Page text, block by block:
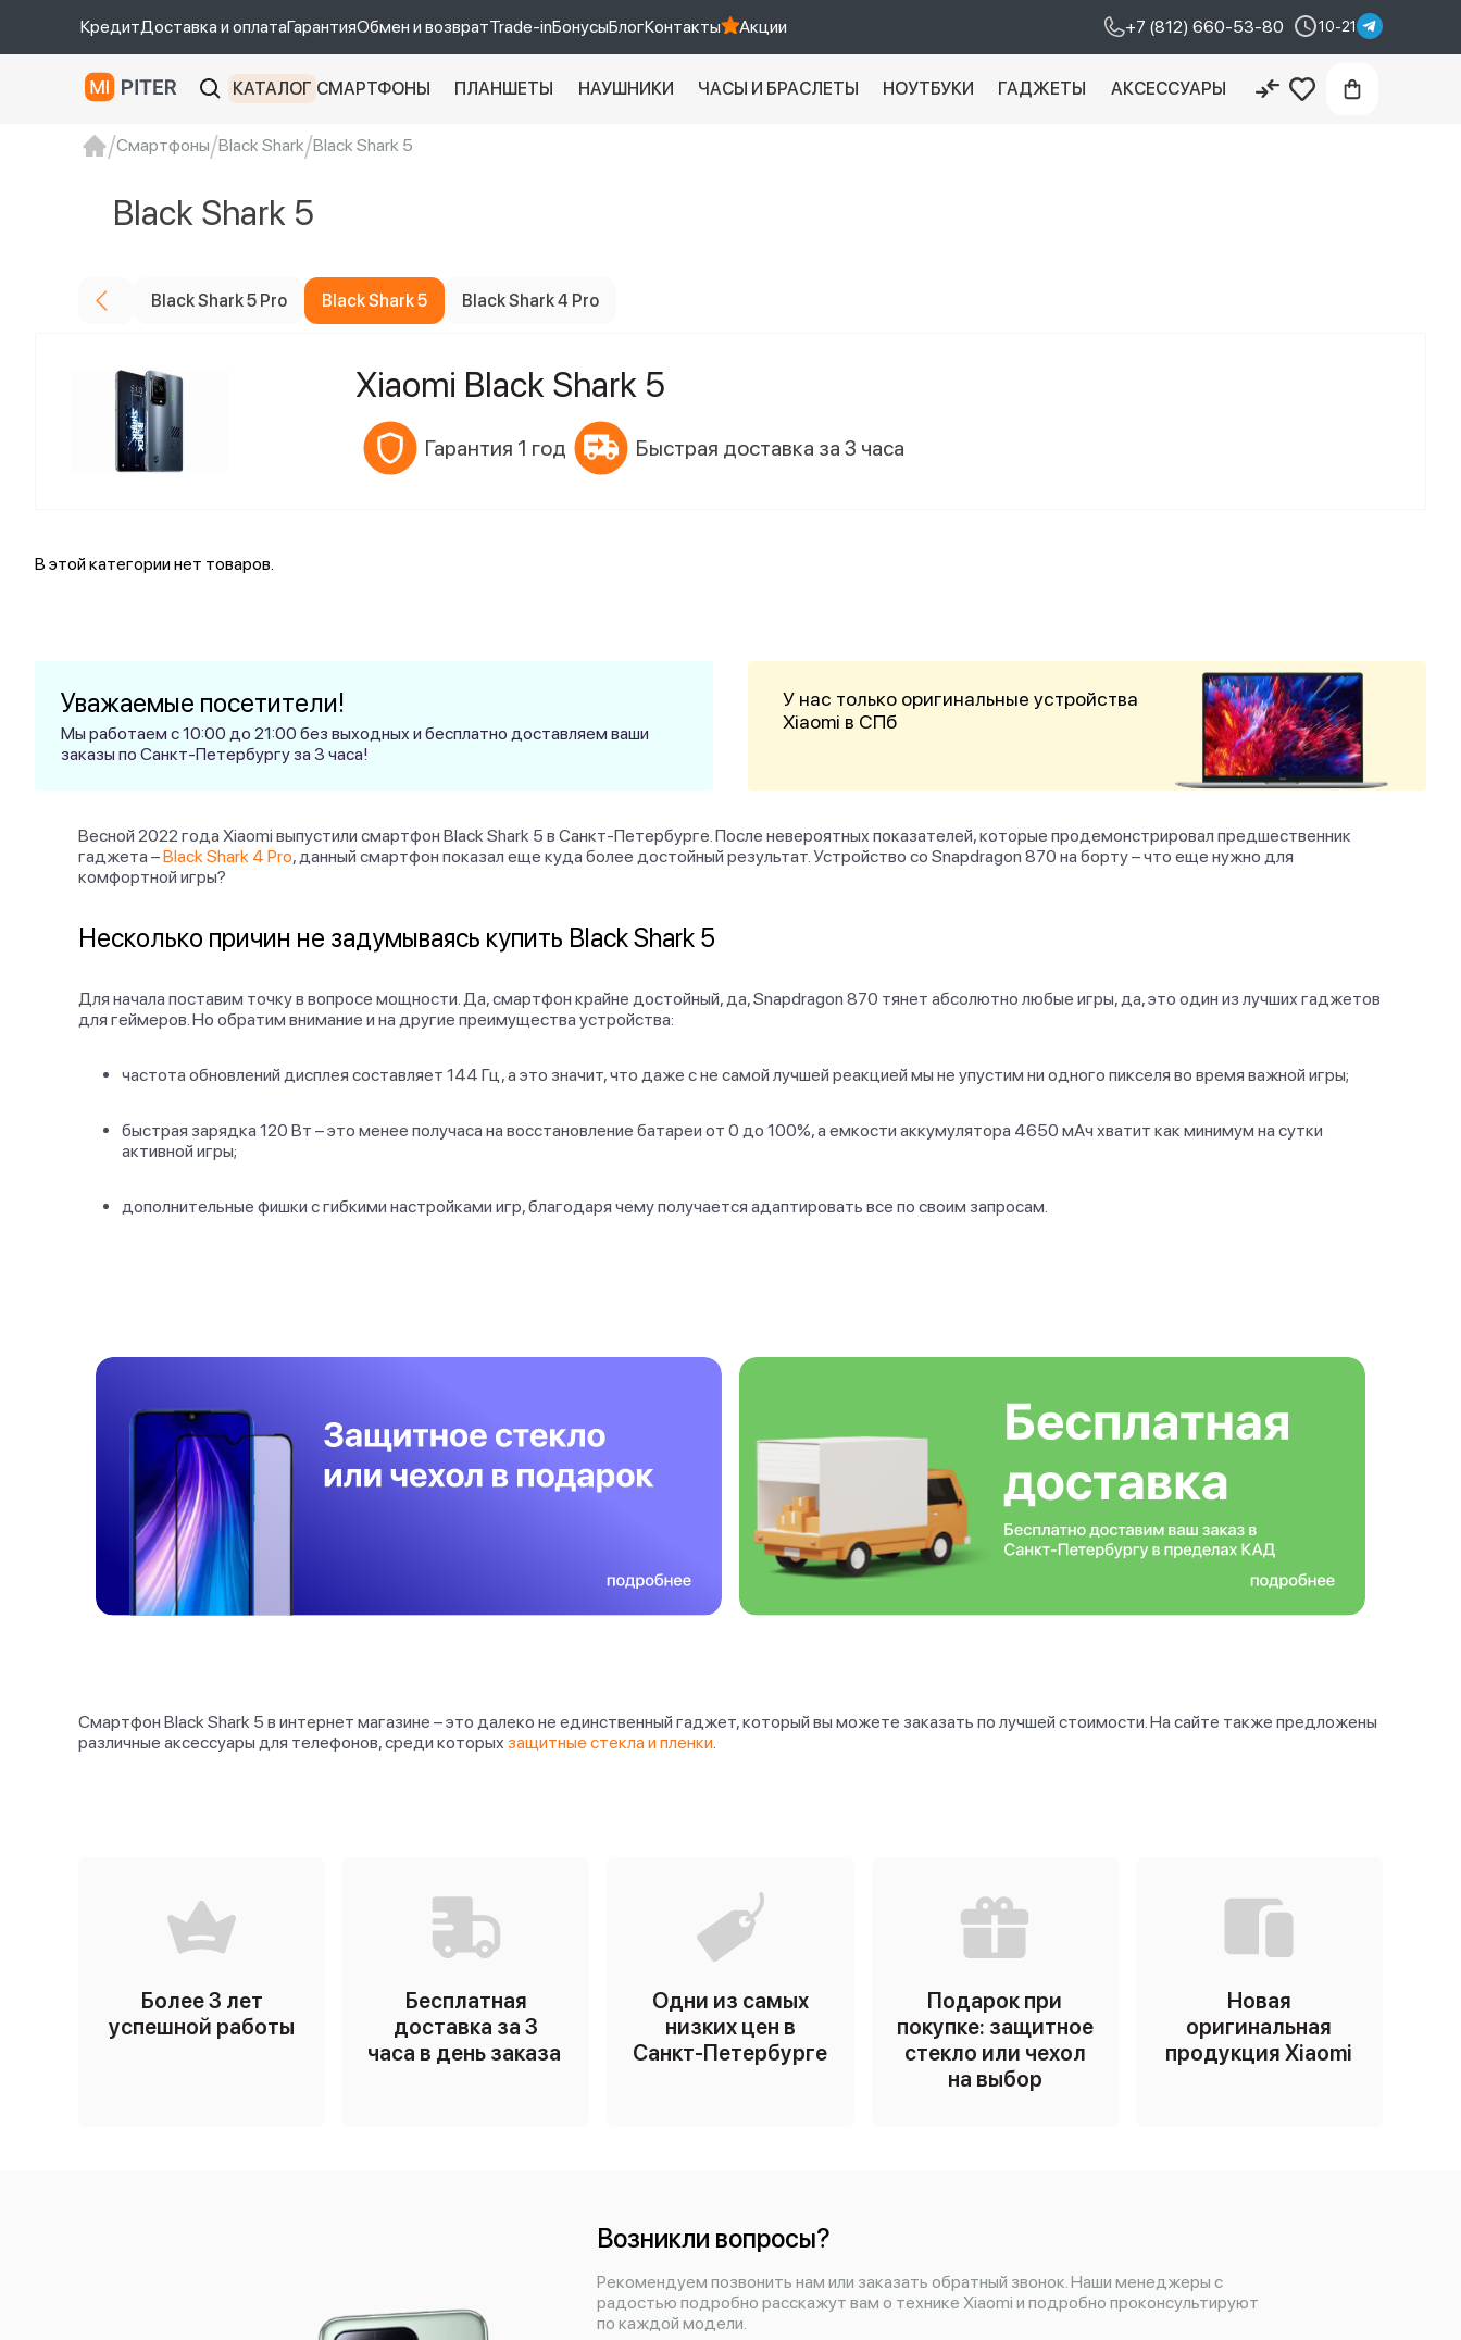
КредитДоставка и оплатаГарантияОбмен и возвратTrade-inБонусыБлогКонтакты Акции +7 (812) 660-53-80 10-21
КАТАЛОГ СМАРТФОНЫ ПЛАНШЕТЫ НАУШНИКИ ЧАСЫ И БРАСЛЕТЫ НОУТБУКИ ГАДЖЕТЫ АКСЕССУАРЫ
Смартфоны Black Shark Black Shark 5
Black Shark 5
Black Shark 5 Pro Black Shark 5 Black Shark 4 Pro
Xiaomi Black Shark 5
Гарантия 1 год Быстрая доставка за 3 часа
В этой категории нет товаров.
Уважаемые посетители!
Мы работаем с 10:00 до 21:00 без выходных и бесплатно доставляем ваши
заказы по Санкт-Петербургу за 3 часа!
У нас только оригинальные устройства
Xiaomi в СПб
Весной 2022 года Xiaomi выпустили смартфон Black Shark 5 в Санкт-Петербурге. После невероятных показателей, которые продемонстрировал предшественник
гаджета –Black Shark 4 Pro, данный смартфон показал еще куда более достойный результат. Устройство со Snapdragon 870 на борту – что еще нужно для
комфортной игры?
Несколько причин не задумываясь купить Black Shark 5
Для начала поставим точку в вопросе мощности. Да, смартфон крайне достойный, да, Snapdragon 870 тянет абсолютно любые игры, да, это один из лучших гаджетов
для геймеров. Но обратим внимание и на другие преимущества устройства:
частота обновлений дисплея составляет 144 Гц, а это значит, что даже с не самой лучшей реакцией мы не упустим ни одного пикселя во время важной игры;
быстрая зарядка 120 Вт – это менее получаса на восстановление батареи от 0 до 100%, а емкости аккумулятора 4650 мАч хватит как минимум на сутки
активной игры;
дополнительные фишки с гибкими настройками игр, благодаря чему получается адаптировать все по своим запросам.
Смартфон Black Shark 5 в интернет магазине – это далеко не единственный гаджет, который вы можете заказать по лучшей стоимости. На сайте также предложены
различные аксессуары для телефонов, среди которых защитные стекла и пленки.
Более 3 лет
успешной работы
Бесплатная
доставка за 3
часа в день заказа
Одни из самых
низких цен в
Санкт-Петербурге
Подарок при
покупке: защитное
стекло или чехол
на выбор
Новая
оригинальная
продукция Xiaomi
Возникли вопросы?
Рекомендуем позвонить нам или заказать обратный звонок. Наши менеджеры с
радостью подробно расскажут вам о технике Xiaomi и подробно проконсультируют
по каждой модели.